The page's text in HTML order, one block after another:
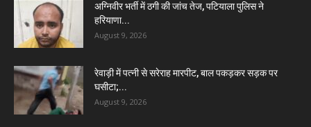
अग्निवीर भर्ती में ठगी की जांच तेज, पटियाला पुलिस ने
हरियाणा...
August 9, 2026
रेवाड़ी में पत्नी से सरेराह मारपीट, बाल पकड़कर सड़क पर
घसीटा;...
August 9, 2026